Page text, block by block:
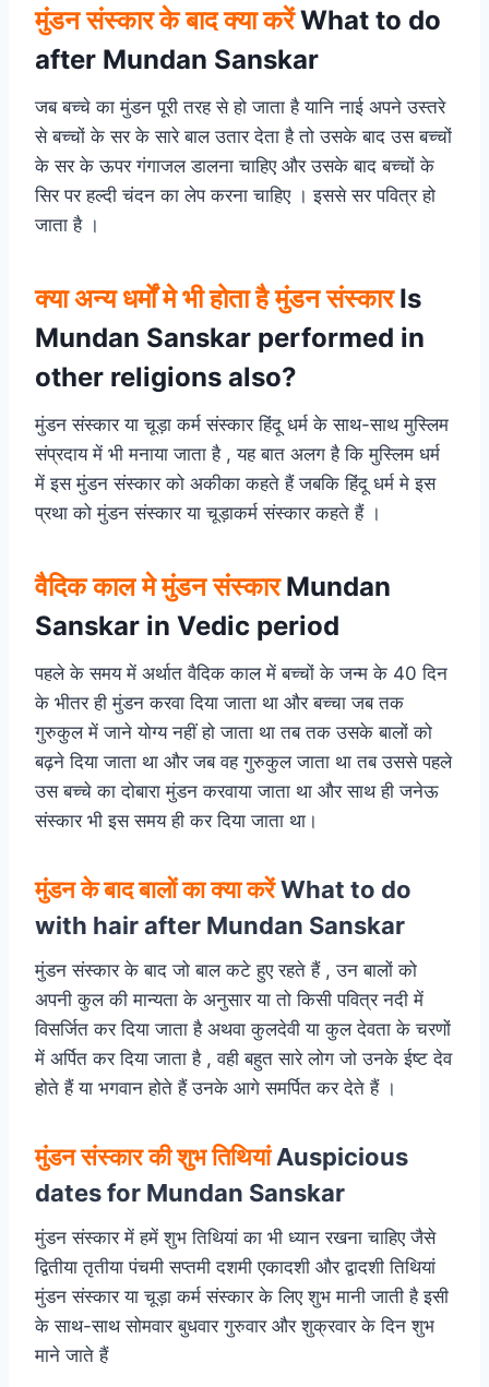
मुंडन संस्कार के बाद क्या करेंWhat to do
after Mundan Sanskar
जब बच्चे का मुंडन पूरी तरह से हो जाता है यानि नाई अपने उस्तरे
से बच्चों के सर के सारे बाल उतार देता है तो उसके बाद उस बच्चों
के सर के ऊपर गंगाजल डालना चाहिए और उसके बाद बच्चों के
सिर पर हल्दी चंदन का लेप करना चाहिए । इससे सर पवित्र हो
जाता है ।
क्या अन्य धर्मों मे भी होता है मुंडन संस्कारIs
Mundan Sanskar performed in
other religions also?
मुंडन संस्कार या चूड़ा कर्म संस्कार हिंदू धर्म के साथ-साथ मुस्लिम
संप्रदाय में भी मनाया जाता है , यह बात अलग है कि मुस्लिम धर्म
में इस मुंडन संस्कार को अकीका कहते हैं जबकि हिंदू धर्म मे इस
प्रथा को मुंडन संस्कार या चूड़ाकर्म संस्कार कहते हैं ।
वैदिक काल मे मुंडन संस्कारMundan
Sanskar in Vedic period
पहले के समय में अर्थात वैदिक काल में बच्चों के जन्म के 40 दिन
के भीतर ही मुंडन करवा दिया जाता था और बच्चा जब तक
गुरुकुल में जाने योग्य नहीं हो जाता था तब तक उसके बालों को
बढ़ने दिया जाता था और जब वह गुरुकुल जाता था तब उससे पहले
उस बच्चे का दोबारा मुंडन करवाया जाता था और साथ ही जनेऊ
संस्कार भी इस समय ही कर दिया जाता था।
मुंडन के बाद बालों का क्या करेंWhat to do
with hair after Mundan Sanskar
मुंडन संस्कार के बाद जो बाल कटे हुए रहते हैं , उन बालों को
अपनी कुल की मान्यता के अनुसार या तो किसी पवित्र नदी में
विसर्जित कर दिया जाता है अथवा कुलदेवी या कुल देवता के चरणों
में अर्पित कर दिया जाता है , वही बहुत सारे लोग जो उनके ईष्ट देव
होते हैं या भगवान होते हैं उनके आगे समर्पित कर देते हैं ।
मुंडन संस्कार की शुभ तिथियांAuspicious
dates for Mundan Sanskar
मुंडन संस्कार में हमें शुभ तिथियां का भी ध्यान रखना चाहिए जैसे
द्वितीया तृतीया पंचमी सप्तमी दशमी एकादशी और द्वादशी तिथियां
मुंडन संस्कार या चूड़ा कर्म संस्कार के लिए शुभ मानी जाती है इसी
के साथ-साथ सोमवार बुधवार गुरुवार और शुक्रवार के दिन शुभ
माने जाते हैं